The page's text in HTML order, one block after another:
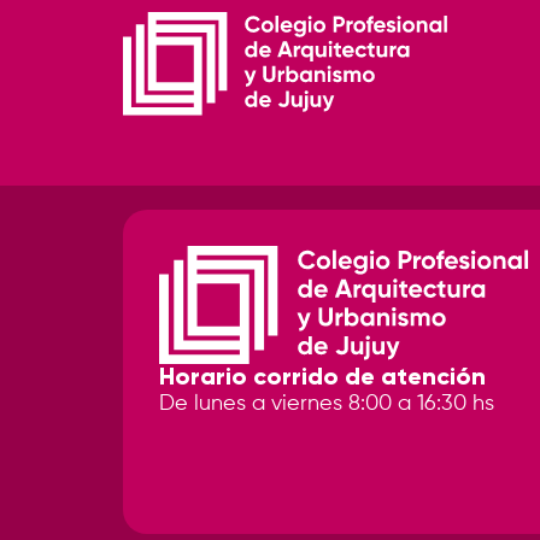
Horario corrido de atención
De lunes a viernes 8:00 a 16:30 hs